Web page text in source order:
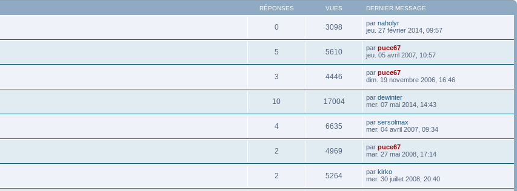
RÉPONSES VUES DERNIER MESSAGE
0 3098 par naholyr
jeu. 27 février 2014, 09:57
5 5610 par puce67
jeu. 05 avril 2007, 10:57
3 4446 par puce67
dim. 19 novembre 2006, 16:46
10 17004 par dewinter
mer. 07 mai 2014, 14:43
4 6635 par sersolmax
mer. 04 avril 2007, 09:34
2 4969 par puce67
mar. 27 mai 2008, 17:14
2 5264 par kirko
mer. 30 juillet 2008, 20:40